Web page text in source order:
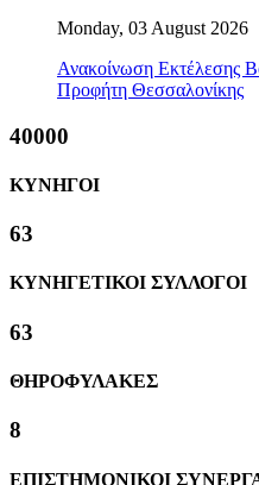
Monday, 03 August 2026
Ανακοίνωση Εκτέλεσης
Προφήτη Θεσσαλονίκης
40000
ΚΥΝΗΓΟΙ
63
ΚΥΝΗΓΕΤΙΚΟΙ ΣΥΛΛΟΓΟΙ
63
ΘΗΡΟΦΥΛΑΚΕΣ
8
ΕΠΙΣΤΗΜΟΝΙΚΟΙ